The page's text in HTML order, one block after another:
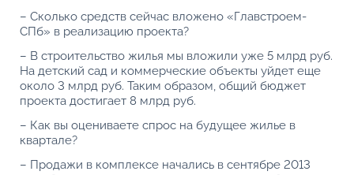
– Сколько средств сейчас вложено «Главстроем-
СПб» в реализацию проекта?
– В строительство жилья мы вложили уже 5 млрд руб.
На детский сад и коммерческие объекты уйдет еще
около 3 млрд руб. Таким образом, общий бюджет
проекта достигает 8 млрд руб.
– Как вы оцениваете спрос на будущее жилье в
квартале?
– Продажи в комплексе начались в сентябре 2013